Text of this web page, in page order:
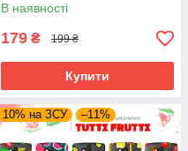
В наявності
179 ₴ 199 ₴
Купити
10% на ЗСУ –11%